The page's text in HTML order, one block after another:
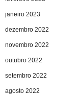
janeiro 2023
dezembro 2022
novembro 2022
outubro 2022
setembro 2022
agosto 2022